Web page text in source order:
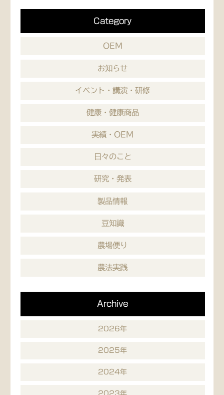
Category
OEM
お知らせ
イベント・講演・研修
健康・健康商品
実績・OEM
日々のこと
研究・発表
製品情報
豆知識
農場便り
農法実践
Archive
2026年
2025年
2024年